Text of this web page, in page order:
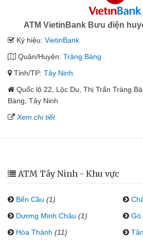
ATM VietinBank Bưu điện
Ký hiệu: VietinBank
Quận/Huyện: Trảng Bàng
Tỉnh/TP: Tây Ninh
Quốc lộ 22, Lộc Du, Thị Trấn Trảng
Bàng, Tây Ninh
Xem chi tiết
ATM Tây Ninh - Khu vực
Bến Cầu (1)
Dương Minh Châu (1) Gò
Hòa Thành (11)